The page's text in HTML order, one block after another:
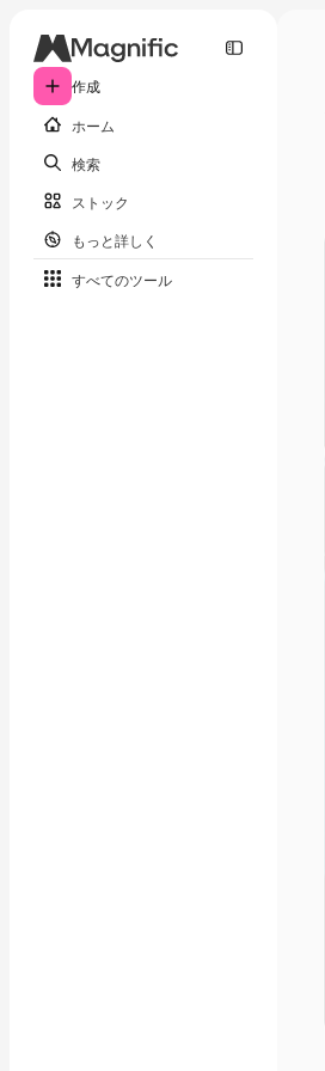
作成
ホーム
検索
ストック
もっと詳しく
すべてのツール